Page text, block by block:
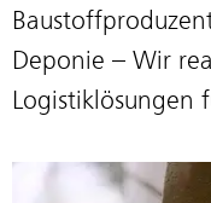
Deponie – Wir
Logistiklösungen